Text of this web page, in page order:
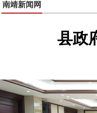
南靖新闻网
县政